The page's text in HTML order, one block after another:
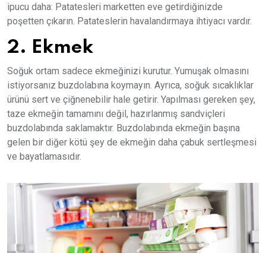
ipucu daha: Patatesleri marketten eve getirdiğinizde
poşetten çıkarın. Patateslerin havalandırmaya ihtiyacı vardır.
2. Ekmek
Soğuk ortam sadece ekmeğinizi kurutur. Yumuşak olmasını
istiyorsanız buzdolabına koymayın. Ayrıca, soğuk sıcaklıklar
ürünü sert ve çiğnenebilir hale getirir. Yapılması gereken şey,
taze ekmeğin tamamını değil, hazırlanmış sandviçleri
buzdolabında saklamaktır. Buzdolabında ekmeğin başına
gelen bir diğer kötü şey de ekmeğin daha çabuk sertleşmesi
ve bayatlamasıdır.